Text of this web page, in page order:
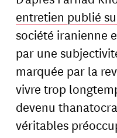
entretien publié
société iranienne
par une
marquée par la
vivre trop
devenu
véritables